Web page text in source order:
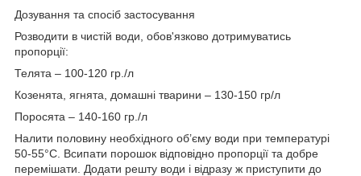
Дозування та спосіб застосування
Розводити в чистій води, обов'язково дотримуватись
пропорції:
Телята – 100-120 гр./л
Козенята, ягнята, домашні тварини – 130-150 гр/л
Поросята – 140-160 гр./л
Налити половину необхідного об’єму води при температурі
50-55°C. Всипати порошок відповідно пропорції та добре
перемішати. Додати решту води і відразу ж приступити до